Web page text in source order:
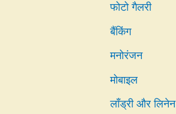
फोटो गैलरी
बैंकिंग
मनोरंजन
मोबाइल
लाँड्री और लिनेन